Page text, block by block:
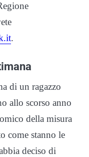
.
di un ragazzo
allo scorso anno
della misura
come stanno le
deciso di